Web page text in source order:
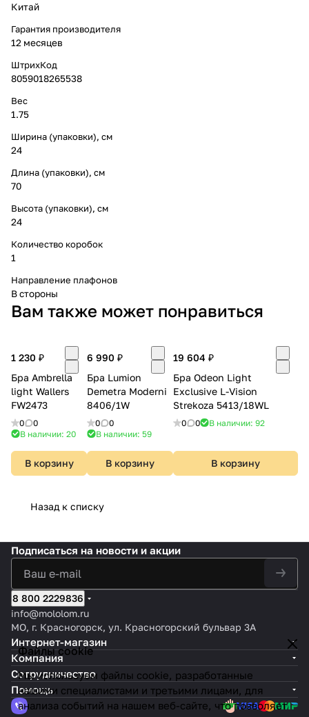
Китай
Гарантия производителя
12 месяцев
ШтрихКод
8059018265538
Вес
1.75
Ширина (упаковки), см
24
Длина (упаковки), см
70
Высота (упаковки), см
24
Количество коробок
1
Направление плафонов
В стороны
Вам также может понравиться
1 230 ₽
Бра Ambrella
light Wallers
FW2473
0
0
В наличии: 20
В корзину
6 990 ₽
Бра Lumion
Demetra Moderni
8406/1W
0
0
В наличии: 59
В корзину
19 604 ₽
Бра Odeon Light
Exclusive L-Vision
Strekoza 5413/18WL
0 0 В наличии: 92
В корзину
Назад к списку
Файлы cookie
Мы используем файлы cookie, разработанные
нашими специалистами и третьими лицами, для
анализа событий на нашем веб-сайте, что позволяет
Подписаться на новости и акции
8 800 2229836
info@mololom.ru
МО, г. Красногорск, ул. Красногорский бульвар 3А
Интернет-магазин
Компания
Сотрудничество
Помощь